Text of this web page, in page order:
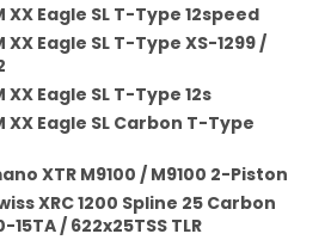
XX Eagle SL T-Type 12speed
XX Eagle SL T-Type XS-1299 /
XX Eagle SL T-Type 12s
XX Eagle SL Carbon T-Type
XTR M9100 / M9100 2-Piston
XRC 1200 Spline 25 Carbon
15TA / 622x25TSS TLR